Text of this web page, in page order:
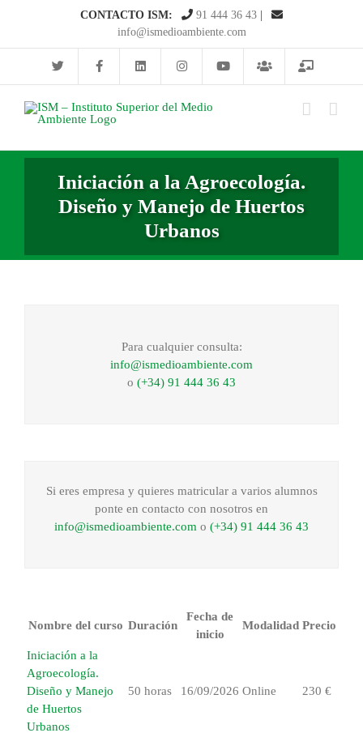
CONTACTO ISM: 91 444 36 43
info@ismedioambiente.com
Iniciación a la Agroecología.
Diseño y Manejo de Huertos
Urbanos
Nombre del curso Duración
Fecha de
inicio
Modalidad Precio
Iniciación a la
Agroecología.
Diseño y Manejo
de Huertos
Urbanos
50 horas 16/09/2026 Online 230 €
Para cualquier consulta:
info@ismedioambiente.com
o (+34) 91 444 36 43
Si eres empresa y quieres matricular a varios alumnos
ponte en contacto con nosotros en
info@ismedioambiente.com o (+34) 91 444 36 43